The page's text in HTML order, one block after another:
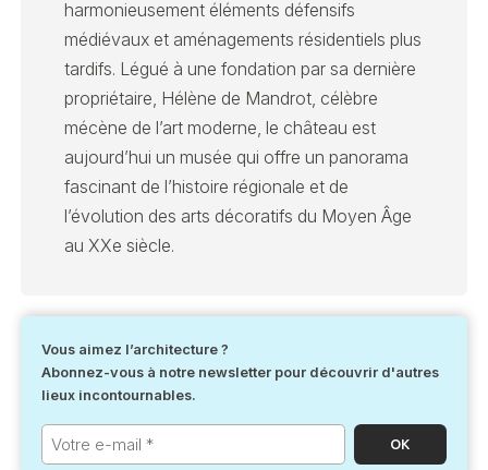
harmonieusement éléments défensifs
médiévaux et aménagements résidentiels plus
tardifs. Légué à une fondation par sa dernière
propriétaire, Hélène de Mandrot, célèbre
mécène de l’art moderne, le château est
aujourd’hui un musée qui offre un panorama
fascinant de l’histoire régionale et de
l’évolution des arts décoratifs du Moyen Âge
au XXe siècle.
Vous aimez l’architecture ?
Abonnez-vous à notre newsletter pour découvrir d'autres
lieux incontournables.
Votre
e-
mail